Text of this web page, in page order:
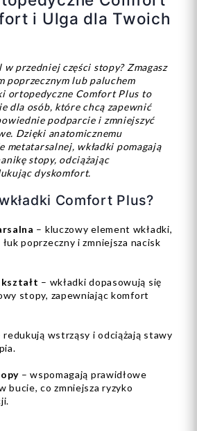
i Ulga dla Twoich
w przedniej części stopy? Zmagasz
poprzecznym lub paluchem
ortopedyczne Comfort Plus to
dla osób, które chcą zapewnić
podparcie i zmniejszyć
Dzięki anatomicznemu
metatarsalnej, wkładki pomagają
stopy, odciążając
dyskomfort.
Comfort Plus?
– kluczowy element wkładki,
poprzeczny i zmniejsza nacisk
– wkładki dopasowują się
stopy, zapewniając komfort
redukują wstrząsy i odciążają stawy
– wspomagają prawidłowe
bucie, co zmniejsza ryzyko